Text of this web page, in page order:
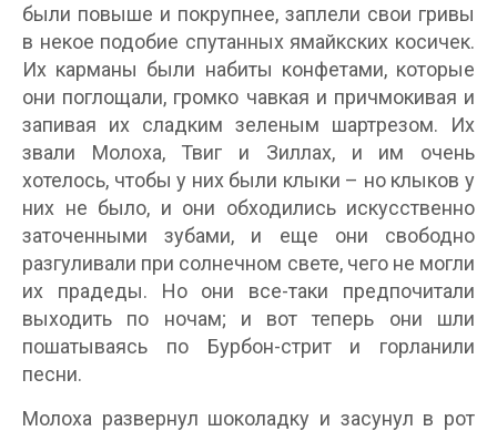
были повыше и покрупнее, заплели свои гривы
в некое подобие спутанных ямайкских косичек.
Их карманы были набиты конфетами, которые
они поглощали, громко чавкая и причмокивая и
запивая их сладким зеленым шартрезом. Их
звали Молоха, Твиг и Зиллах, и им очень
хотелось, чтобы у них были клыки – но клыков у
них не было, и они обходились искусственно
заточенными зубами, и еще они свободно
разгуливали при солнечном свете, чего не могли
их прадеды. Но они все-таки предпочитали
выходить по ночам; и вот теперь они шли
пошатываясь по Бурбон-стрит и горланили
песни.
Молоха развернул шоколадку и засунул в рот